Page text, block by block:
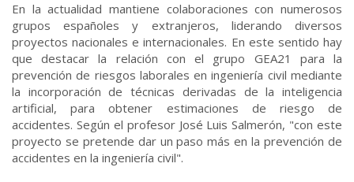
En la actualidad mantiene colaboraciones con numerosos
grupos españoles y extranjeros, liderando diversos
proyectos nacionales e internacionales. En este sentido hay
que destacar la relación con el grupo GEA21 para la
prevención de riesgos laborales en ingeniería civil mediante
la incorporación de técnicas derivadas de la inteligencia
artificial, para obtener estimaciones de riesgo de
accidentes. Según el profesor José Luis Salmerón, "con este
proyecto se pretende dar un paso más en la prevención de
accidentes en la ingeniería civil".